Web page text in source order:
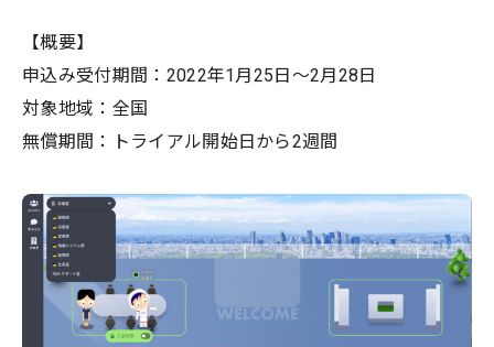
【概要】
申込み受付期間：2022年1月25日～2月28日
対象地域：全国
無償期間：トライアル開始日から2週間